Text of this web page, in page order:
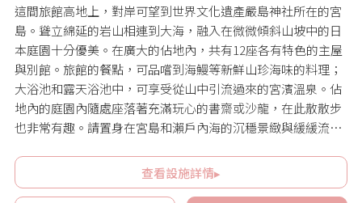
這間旅館高地上，對岸可望到世界文化遺產嚴島神社所在的宮
島。聳立綿延的岩山相連到大海，融入在微微傾斜山坡中的日
本庭園十分優美。在廣大的佔地內，共有12座各有特色的主屋
與別館。旅館的餐點，可品嚐到海鰻等新鮮山珍海味的料理；
大浴池和露天浴池中，可享受從山中引流過來的宮濱溫泉。佔
地內的庭園內隨處座落著充滿玩心的書齋或沙龍，在此散散步
也非常有趣。請置身在宮島和瀨戶內海的沉穩景緻與緩緩流逝
查看設施詳情▸